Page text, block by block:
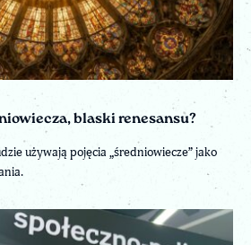
blaski renesansu?
używają pojęcia „średniowiecze” jako